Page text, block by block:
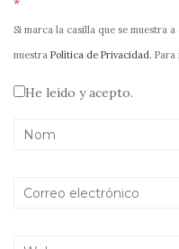
*
Si marca la casilla que se muestra
nuestra Política de Privacidad.
He leído y acepto.